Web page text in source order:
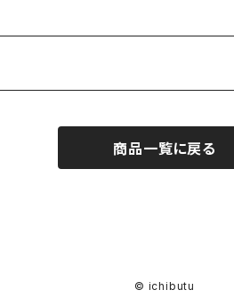
商品一覧に戻る
© ichibutu